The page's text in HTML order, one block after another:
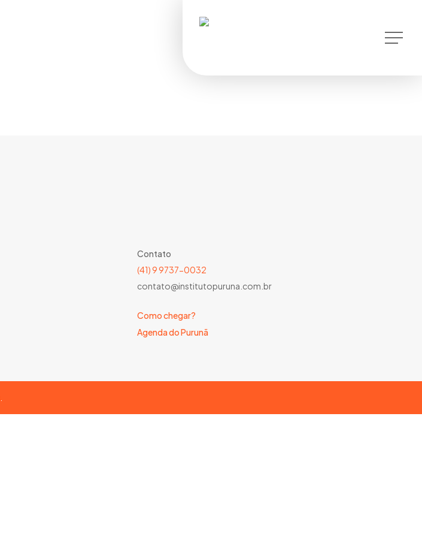
instagramMenu
Contato
(41) 9 9737-0032
contato@institutopuruna.com.br
Como chegar?
Agenda do Purunã